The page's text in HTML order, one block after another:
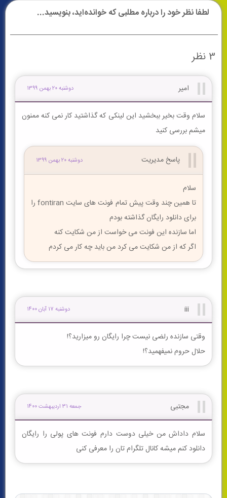
لطفا نظر خود را درباره مطلبی که خوانده‌اید، بنویسید...
3 نظر
امیر دوشنبه 20 بهمن 1399
سلام وقت بخیر ببخشید این لینکی که گذاشتید کار نمی کنه ممنون
میشم بررسی کنید
پاسخ مديريت دوشنبه 20 بهمن 1399
سلام
تا همین چند وقت پیش تمام فونت های سایت fontiran را
برای دانلود رایگان گذاشته بودم
اما سازنده این فونت می خواست از من شکایت کنه
اگر که از من شکایت می کرد من باید چه کار می کردم
iii دوشنبه 17 آبان 1400
وقتی سازنده رلضی نیست چرا رایگان رو میزارید؟!
حلال حروم نمیفهمید؟!
مجتبی جمعه 31 ارديبهشت 1400
سلام داداش من خیلی دوست دارم فونت های پولی را رایگان
دانلود کنم میشه کانال تلگرام تان را معرفی کنی